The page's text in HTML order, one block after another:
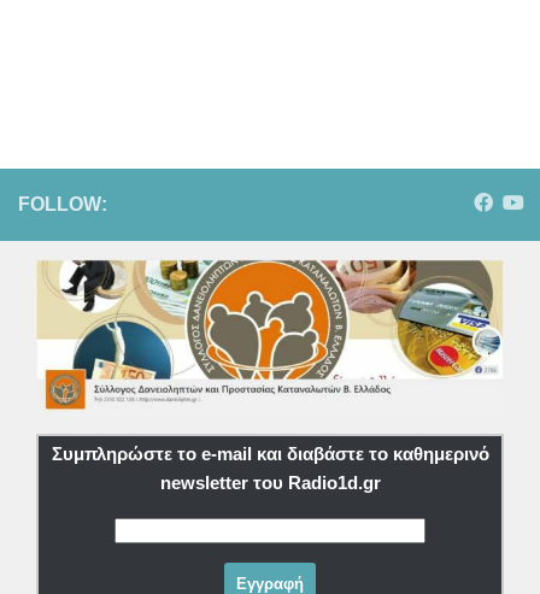
FOLLOW:
Συμπληρώστε το e-mail και διαβάστε το καθημερινό
newsletter του Radio1d.gr